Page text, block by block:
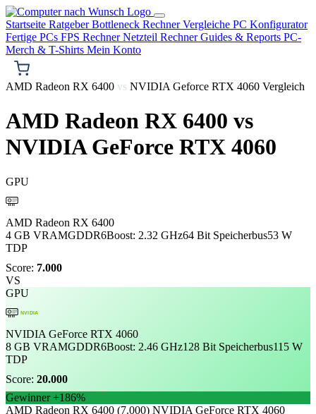
Startseite RatgeberBottleneck RechnerVergleiche PC Konfigurator
Fertige PCs FPS RechnerNetzteil RechnerGuides & Reports PC-
Merch & T-Shirts Mein Konto
AMD Radeon RX 6400 vs NVIDIA Geforce RTX 4060 Vergleich
AMD Radeon RX 6400 vs
NVIDIA GeForce RTX 4060
GPU
AMD Radeon RX 6400
4 GB VRAMGDDR6Boost: 2.32 GHz64 Bit Speicherbus53 W
TDP
Score: 7.000
VS
GPU
NVIDIA
NVIDIA GeForce RTX 4060
8 GB VRAMGDDR6Boost: 2.46 GHz128 Bit Speicherbus115 W
TDP
Score: 20.000
Gewinner+186%
AMD Radeon RX 6400 (7.000) NVIDIA GeForce RTX 4060